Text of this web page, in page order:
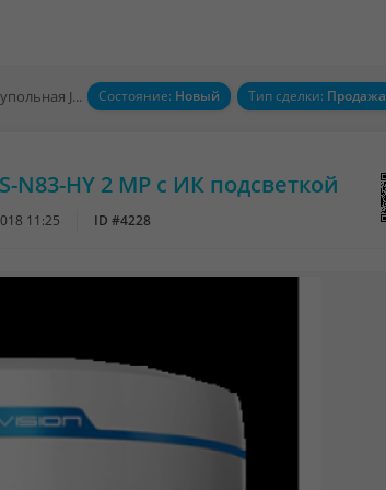
Видеокамера IP цветная купольная JVS-N83-HY 2 MP c ИК подсветкой Состояние: Новый Тип сделки: Продажа
N83-HY 2 MP c ИК подсветкой
11:25 ID #4228